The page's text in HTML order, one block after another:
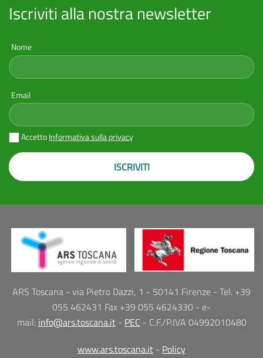
Iscriviti alla nostra newsletter
Nome
Email
AccettoInformativa sulla privacy
ISCRIVITI
ARS Toscana - via Pietro Dazzi, 1 - 50141 Firenze - Tel. +39
055 462431 Fax +39 055 4624330 - e-
mail: info@ars.toscana.it- PEC - C.F./P.IVA 04992010480
www.ars.toscana.it - Policy